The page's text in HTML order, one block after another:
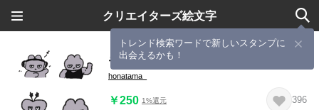
クリエイターズ絵文字
トレンド検索ワードで新しいスタンプに
出会えるかも！
モチモチヨチヨチズ絵文字03
honatama_
￥250 1%還元 396